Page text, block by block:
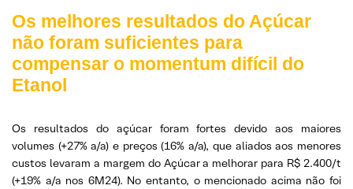
Os melhores resultados do Açúcar
não foram suficientes para
compensar o momentum difícil do
Etanol
Os resultados do açúcar foram fortes devido aos maiores
volumes (+27% a/a) e preços (16% a/a), que aliados aos menores
custos levaram a margem do Açúcar a melhorar para R$ 2.400/t
(+19% a/a nos 6M24). No entanto, o mencionado acima não foi